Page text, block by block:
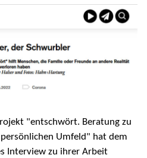
"entschwört. Beratung zu
Umfeld" hat dem
Interview zu ihrer Arbeit